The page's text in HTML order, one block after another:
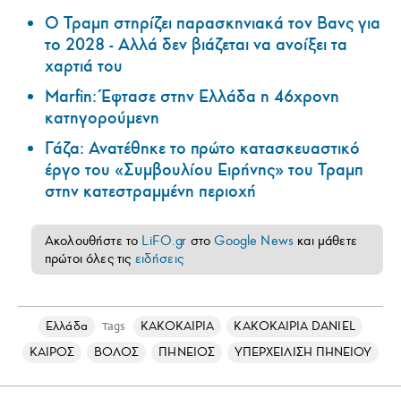
Ο Τραμπ στηρίζει παρασκηνιακά τον Βανς για
το 2028 - Αλλά δεν βιάζεται να ανοίξει τα
χαρτιά του
Marfin: Έφτασε στην Ελλάδα η 46χρονη
κατηγορούμενη
Γάζα: Ανατέθηκε το πρώτο κατασκευαστικό
έργο του «Συμβουλίου Ειρήνης» του Τραμπ
στην κατεστραμμένη περιοχή
Ακολουθήστε το LiFO.gr στοGoogle News και μάθετε
πρώτοι όλες τις ειδήσεις
Ελλάδα Tags ΚΑΚΟΚΑΙΡΙΑ
ΚΑΚΟΚΑΙΡΙΑ DANIEL
ΚΑΙΡΟΣ
ΒΟΛΟΣ ΠΗΝΕΙΟΣ ΥΠΕΡΧΕΙΛΙΣΗ ΠΗΝΕΙΟΥ